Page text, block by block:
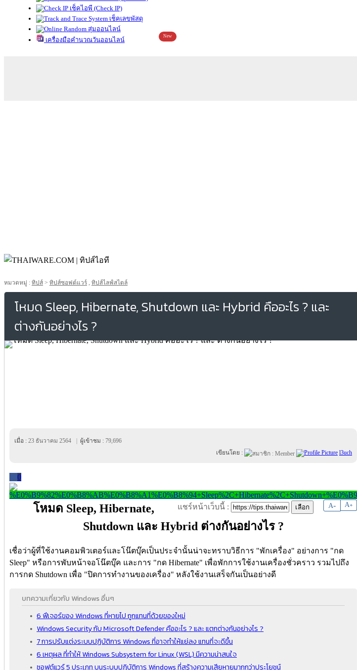
เช็คไอพี (Check IP)
เช็คเลขพัสดุ
สุ่มออนไลน์
เครื่องมือคำนวณวันออนไลน์
New
หมวดหมู่ : ทิปส์ > ทิปส์ซอฟต์แวร์ , ทิปส์ไลฟ์สไตล์
โหมด Sleep, Hibernate, Shutdown และ Hybrid คืออะไร ? และ
ต่างกันอย่างไร ?
เมื่อ : 23 ธันวาคม 2564 ผู้เข้าชม : 79,696
เขียนโดย :
l3uch
0
A- A+
แชร์หน้าเว็บนี้ :
โหมด Sleep, Hibernate,
Shutdown และ Hybrid ต่างกันอย่างไร ?
เชื่อว่าผู้ที่ใช้งานคอมพิวเตอร์และโน๊ตบุ๊คเป็นประจำนั้นน่าจะทราบวิธีการ "พักเครื่อง" อย่างการ "กด
Sleep" หรือการพับหน้าจอโน๊ตบุ๊ค และการ "กด Hibernate" เพื่อพักการใช้งานเครื่องชั่วคราว รวมไปถึง
การกด Shutdown เพื่อ "ปิดการทำงานของเครื่อง" หลังใช้งานเสร็จกันเป็นอย่างดี
บทความเกี่ยวกับ Windows อื่นๆ
6 ฟีเจอร์ของ Windows ที่หายไป ถูกแทนที่ด้วยของใหม่
Windows Security กับ Microsoft Defender คืออะไร ? และ แตกต่างกันอย่างไร ?
7 การปรับแต่งระบบปฏิบัติการ Windows ที่อาจทำให้แย่ลง แทนที่จะดีขึ้น
6 เหตุผล ที่ทำให้ Windows Subsystem for Linux (WSL) มีความน่าสนใจ
ซอฟต์แวร์ 5 ประเภท บนระบบปฏิบัติการ Windows ที่สร้างความเสียหายมากกว่าประโยชน์